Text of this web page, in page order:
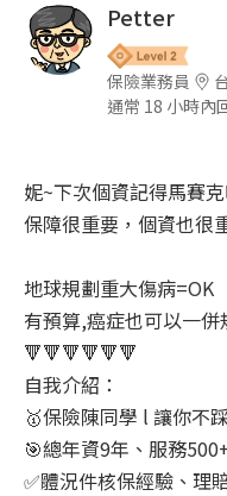
Petter
保險業務員
通常 18 小時內
妮~下次個資記得馬賽
保障很重要，個資也很
地球規劃重大傷病=OK
有預算,癌症也可以一併
🔻🔻🔻🔻🔻🔻
自我介紹：
🥇保險陳同學 l 讓你不
🎯總年資9年、服務
✅體況件核保經驗、理